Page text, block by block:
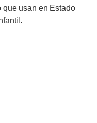
que usan en Estado